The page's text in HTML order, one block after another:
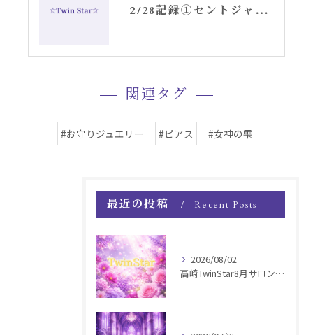
2/28記録①セントジャーメインとの瞑想時の記録
関連タグ
#お守りジュエリー #ピアス #女神の雫
最近の投稿 Recent Posts
2026/08/02
高崎TwinStar8月サロンお知らせ